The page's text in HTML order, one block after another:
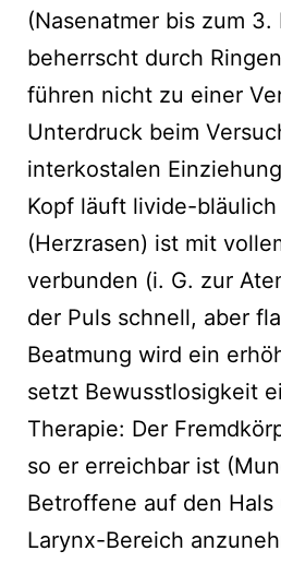
(Nasenatmer bis zum
beherrscht durch
führen nicht zu einer
Unterdruck beim
interkostalen
Kopf läuft livide-
(Herzrasen) ist mit
verbunden (i. G. zur
der Puls schnell, aber
Beatmung wird ein
setzt Bewusstlosigkeit
Therapie: Der
so er erreichbar ist
Betroffene auf den
Larynx-Bereich